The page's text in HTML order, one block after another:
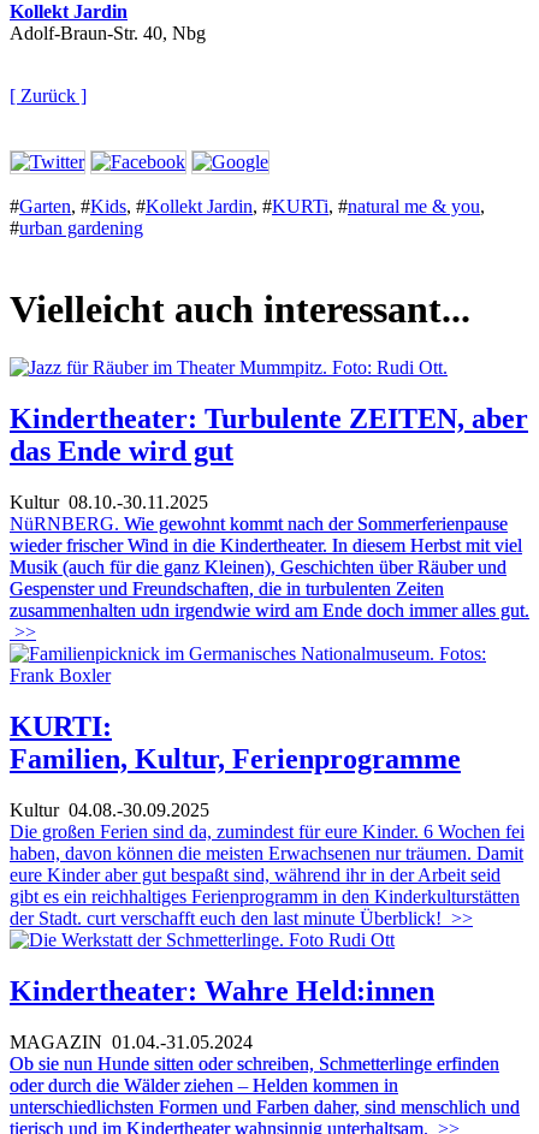
Kollekt Jardin
Adolf-Braun-Str. 40, Nbg
[ Zurück ]
#Garten, #Kids, #Kollekt Jardin, #KURTi, #natural me & you,
#urban gardening
Vielleicht auch interessant...
Kindertheater: Turbulente ZEITEN, aber
das Ende wird gut
Kultur08.10.-30.11.2025
NüRNBERG. Wie gewohnt kommt nach der Sommerferienpause
wieder frischer Wind in die Kindertheater. In diesem Herbst mit viel
Musik (auch für die ganz Kleinen), Geschichten über Räuber und
Gespenster und Freundschaften, die in turbulenten Zeiten
zusammenhalten udn irgendwie wird am Ende doch immer alles gut.
>>
KURTI:
Familien, Kultur, Ferienprogramme
Kultur04.08.-30.09.2025
Die großen Ferien sind da, zumindest für eure Kinder. 6 Wochen fei
haben, davon können die meisten Erwachsenen nur träumen. Damit
eure Kinder aber gut bespaßt sind, während ihr in der Arbeit seid
gibt es ein reichhaltiges Ferienprogramm in den Kinderkulturstätten
der Stadt. curt verschafft euch den last minute Überblick! >>
Kindertheater: Wahre Held:innen
MAGAZIN 01.04.-31.05.2024
Ob sie nun Hunde sitten oder schreiben, Schmetterlinge erfinden
oder durch die Wälder ziehen – Helden kommen in
unterschiedlichsten Formen und Farben daher, sind menschlich und
tierisch und im Kindertheater wahnsinnig unterhaltsam. >>